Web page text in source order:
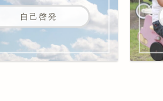
自己啓発